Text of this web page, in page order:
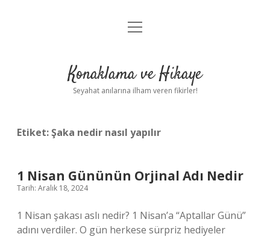
Anasayfa
Yasal Uyarı
menüyü
Konaklama ve Hikaye
Seyahat anılarına ilham veren fikirler!
Etiket:Şaka nedir nasıl yapılır
1 Nisan Gününün Orjinal Adı Nedir
Tarih: Aralık 18, 2024
1 Nisan şakası aslı nedir? 1 Nisan’a “Aptallar Günü”
adını verdiler. O gün herkese sürpriz hediyeler